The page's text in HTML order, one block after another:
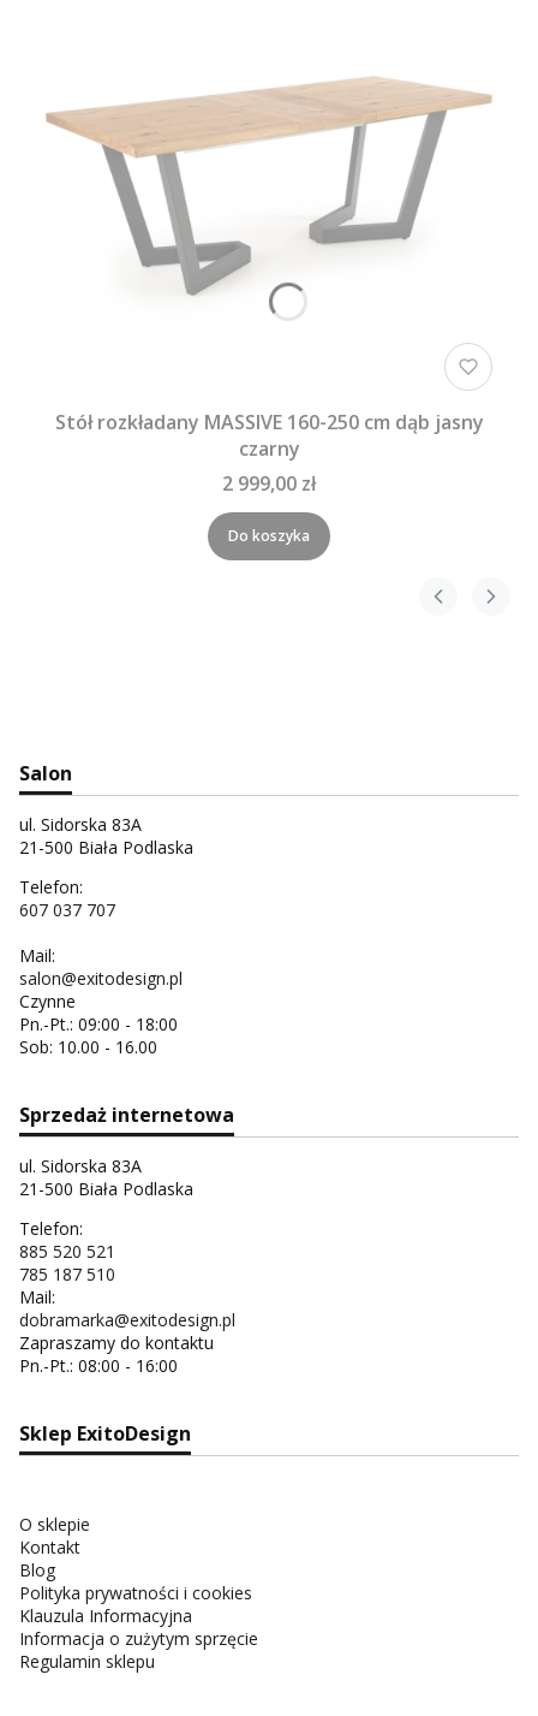
Stół rozkładany MASSIVE 160-250 cm dąb jasny
czarny
2 999,00 zł
Do koszyka
Salon
ul. Sidorska 83A
21-500 Biała Podlaska
Telefon:
607 037 707
Mail:
salon@exitodesign.pl
Czynne
Pn.-Pt.: 09:00 - 18:00
Sob: 10.00 - 16.00
Sprzedaż internetowa
ul. Sidorska 83A
21-500 Biała Podlaska
Telefon:
885 520 521
785 187 510
Mail:
dobramarka@exitodesign.pl
Zapraszamy do kontaktu
Pn.-Pt.: 08:00 - 16:00
Sklep ExitoDesign
O sklepie
Kontakt
Blog
Polityka prywatności i cookies
Klauzula Informacyjna
Informacja o zużytym sprzęcie
Regulamin sklepu